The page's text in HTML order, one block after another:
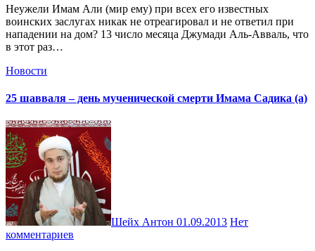
Неужели Имам Али (мир ему) при всех его известных
воинских заслугах никак не отреагировал и не ответил при
нападении на дом? 13 число месяца Джумади Аль-Авваль, что
в этот раз…
Новости
25 шавваля – день мученической смерти Имама Садика (а)
Шейх Антон 01.09.2013 Нет
комментариев